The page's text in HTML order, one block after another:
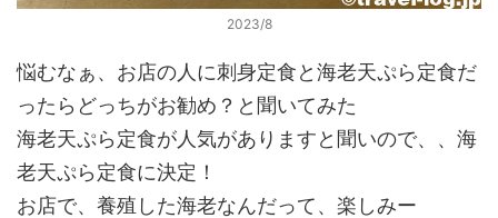
2023/8
悩むなぁ、お店の人に刺身定食と海老天ぷら定食だ
ったらどっちがお勧め？と聞いてみた
海老天ぷら定食が人気がありますと聞いので、、海
老天ぷら定食に決定！
お店で、養殖した海老なんだって、楽しみー